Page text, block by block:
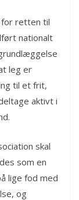
for retten til
nationalt
leg er
til et frit,
aktivt i
skal
som en
lige fod med
og